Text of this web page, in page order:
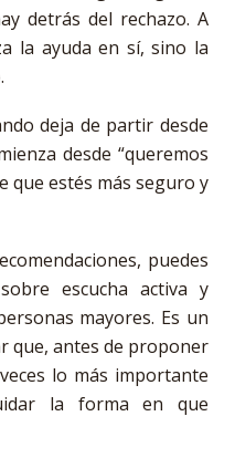
detrás del rechazo. A
la ayuda en sí, sino la
deja de partir desde
desde “queremos
que estés más seguro y
puedes
escucha activa y
mayores. Es un
que, antes de proponer
lo más importante
la forma en que